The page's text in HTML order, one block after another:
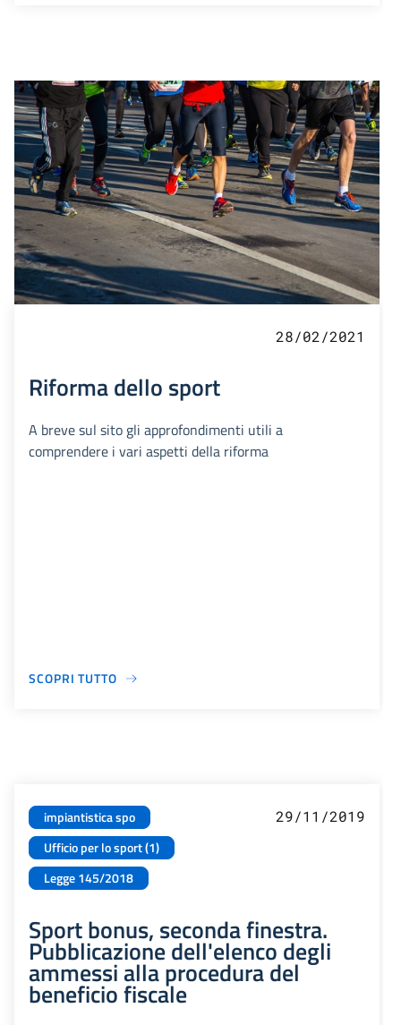
28/02/2021
Riforma dello sport
A breve sul sito gli approfondimenti utili a
comprendere i vari aspetti della riforma
SCOPRI TUTTO
impiantistica spo
Ufficio per lo sport (1)
Legge 145/2018
29/11/2019
Sport bonus, seconda finestra.
Pubblicazione dell'elenco degli
ammessi alla procedura del
beneficio fiscale